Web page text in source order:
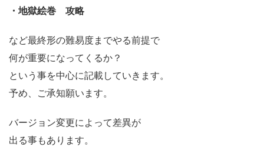
・地獄絵巻 攻略
など最終形の難易度までやる前提で
何が重要になってくるか？
という事を中心に記載していきます。
予め、ご承知願います。
バージョン変更によって差異が
出る事もあります。